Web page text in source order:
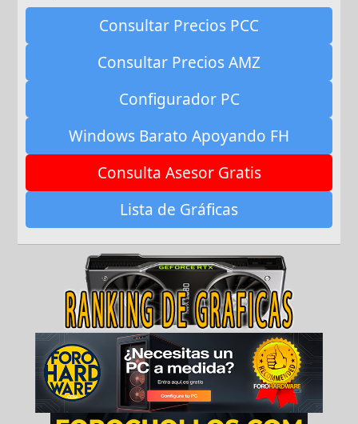
Consultar Precios PCC
Consultar Precios AMZ
Configurador PC
Windows Barato Apoyando FH
Consulta Asesor Gratis
Lista de Gráficas